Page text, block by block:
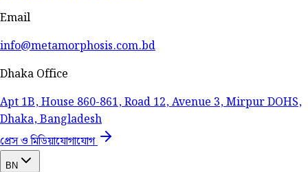
Email
info@metamorphosis.com.bd
Dhaka Office
Apt 1B, House 860-861, Road 12, Avenue 3, Mirpur DOHS,
Dhaka, Bangladesh
প্রেস ও মিডিয়াযোগাযোগ
BN